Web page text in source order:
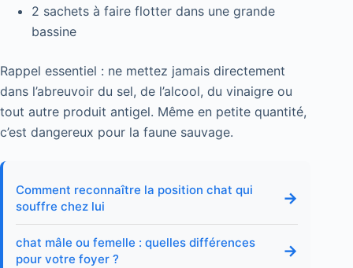
2 sachets à faire flotter dans une grande
bassine
Rappel essentiel : ne mettez jamais directement
dans l’abreuvoir du sel, de l’alcool, du vinaigre ou
tout autre produit antigel. Même en petite quantité,
c’est dangereux pour la faune sauvage.
Comment reconnaître la position chat qui
souffre chez lui
→
chat mâle ou femelle : quelles différences
pour votre foyer ?
→